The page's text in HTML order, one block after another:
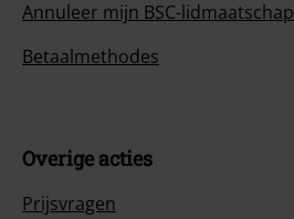
Annuleer mijn BSC-lidmaatschap
Betaalmethodes
Overige acties
Prijsvragen